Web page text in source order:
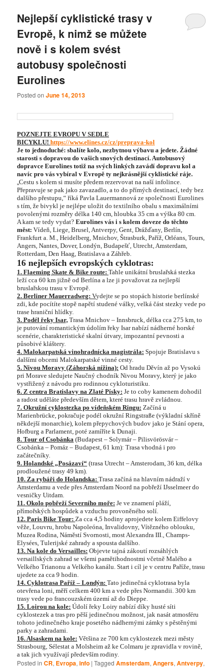
Nejlepší cyklistické trasy v
Evropě, k nimž se můžete
nově i s kolem svést
autobusy společnosti
Eurolines
Posted onJune 14, 2013
POZNEJTE EVROPU V SEDLE
BICYKLU!https://www.elines.cz/cz/preprava-kol
Je to jednoduché: sbalíte kolo, nezbytnou výbavu a jedete. Žádné
starosti s dopravou do vašich snových destinací. Autobusový
dopravce Eurolines totiž na svých linkých zavádí dopravu kol a
navíc pro vás vybíral v Evropě ty nejkrásnější cyklistické ráje.
„Cestu s kolem si musíte předem rezervovat na naší infolince.
Přepravuje se pak jako zavazadlo, a to do přímých destinací, tedy bez
dalšího přestupu,“ říká Pavla Lauermannová ze společnosti Eurolines
s tím, že bivykl je nejlépe uložit do textilního obalu s maximálními
povolenými rozměry délka 140 cm, hloubka 35 cm a výška 80 cm.
A kam se tedy vydat?Eurolines vás i s kolem doveze do těchto
měst: Vídeň, Liege, Brusel, Antverpy, Gent, Drážďany, Berlín,
Frankfurt a. M., Heidelberg, Mnichov, Štrasburk, Paříž, Orléans, Tours,
Angers, Nantes, Dover, Londýn, Budapešť, Utrecht, Amsterdam,
Rotterdam, Den Haag, Bratislava a Záhřeb.
16 nejlepších evropských cyklotras:
1. Flaeming Skate & Bike route:Tahle unikátní bruslařská stezka
leží cca 60 km jižně od Berlína a lze ji považovat za nejlepší
bruslařskou trasu v Evropě.
2. Berliner Mauerradweg:Vydejte se po stopách historie berlínské
zdi, kde pocítíte stopě napětí studené války, velká část stezky vede po
trase hraniční hlídky.
3. Podél řeky Isar, Trasa Mnichov – Innsbruck, délka cca 275 km, to
je putování romantickým údolím řeky Isar nabízí nádherné horské
scenérie, charakteristické skalní útvary, impozantní pevnosti a
působivé kláštery.
4. Malokarpatská vinohradnícka magistrála: Spojuje Bratislavu s
dalšími obcemi Malokarpatské vinné cesty.
5. Nivou Moravy (Záhorská nížina): Od hradu Děvín až po Vysokú
pri Morave sledujete Naučný chodník Nivou Moravy, který je jako
vystřižený z návodu pro rodinnou cykloturistiku.
6. Z centra Bratislavy na Zlaté Písky: Je to coby kamenem dohodil
a radost uděláte především dětem, které trasu hravě zvládnou.
7. Okružní cyklostezka po vídeňském Ringu: Začíná u
Marienbrücke, pokračuje podél okružní Ringstraße (výkladní skříně
někdejší monarchie), kolem přepychových budov jako je Stání opera,
Hofburg a Parlament, poté zamíříte k Dunaji.
8. Tour of Csobánka (Budapest – Solymár – Pilisvörösvár –
Csobánka – Pomáz – Budapest, 61 km): Trasa vhodná i pro
začátečníky.
9. Holandské „Posázaví“ (trasa Utrecht – Amsterodam, 36 km, délka
prodloužené trasy 49 km).
10. Za rybáři do Holandska:Trasa začíná na hlavním nádraží v
Amsterdamu a vede přes Amsterdam Noord na pobřeží IJsselmeer do
vesničky Uitdam.
11. Okolo pobřeží Severního moře: Je ve znamení pláží,
přímořských hospůdek a vzduchu provoněného solí.
12. Paris Bike Tour: Za cca 4,5 hodiny aprojedete kolem Eiffelovy
věže, Louvru, hrobu Napoleóna, Invalidovny, Vítězného oblouku,
Muzea Rodina, Náměstí Svornosti, most Alexandra III., Champs-
Elysées, Tulerijské zahrady a spousta dalšího.
13. Na kole do Versailles: Objevte tajná zákoutí rozsáhlých
versaillských zahrad se všemi pamětihodnostmi včetně Malého a
Velkého Trianonu a Velkého kanálu. Start i cíl je v centru Paříže, trasu
ujedete za cca 9 hodin.
14. Cyklotrasa Paříž – Londýn:Tato jedinečná cyklotrasa byla
otevřena loni, měří celkem 400 km a vede přes Normandii. 300 km
trasy vede po francouzském území až do Dieppe.
15. Loirou na kole: Údolí řeky Loiry nabízí díky husté síti
cyklostezek a tras pro pěší jedinečnou možnost, jak nasát atmosféru
tohoto jedinečného kraje posetého nádhernými zámky s pěstěnými
parky a zahradami.
16. Alsaskem na kole: Většina ze 700 km cyklostezek mezi městy
Strasbourg, Sélestat a Molsheim až ke Colmaru je zpravidla v rovině,
a tak jich využívají především rodiny.
Posted in CR, Evropa,info |Tagged Amsterdam,Angers,Antverpy,